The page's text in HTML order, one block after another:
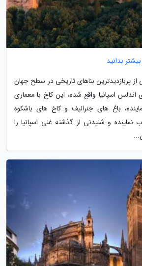
بیشتر بدانید
از پربازدیدترین بناهای تاریخی در سطح جهان
اسپانیا واقع شده، این کاخ با معماری
باغ های جنرالیف و کاخ های باشکوه
و شنیدنی از گذشته غنی اسپانیا را